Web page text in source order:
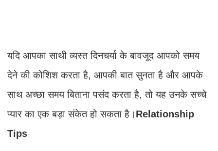
यदि आपका साथी व्यस्त दिनचर्या के बावजूद आपको समय
देने की कोशिश करता है, आपकी बात सुनता है और आपके
साथ अच्छा समय बिताना पसंद करता है, तो यह उनके सच्चे
प्यार का एक बड़ा संकेत हो सकता है। Relationship
Tips